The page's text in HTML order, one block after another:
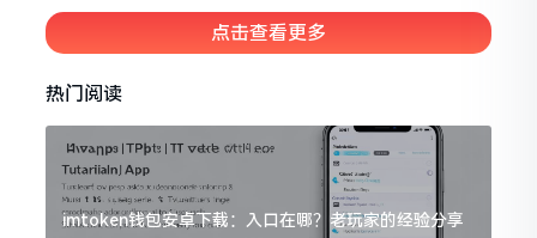
直接弹出红色字体显示报错,情形令人焦
急得连连跺脚。实际上讲
点击查看更多
热门阅读
imtoken钱包安卓下载：入口在哪？老玩家的经验分享